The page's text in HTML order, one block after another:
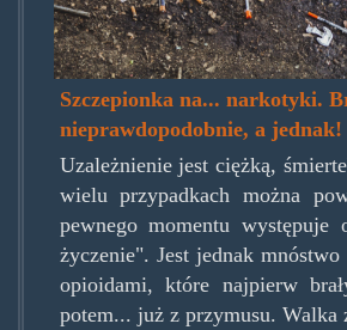
Szczepionka na... narkotyki.
nieprawdopodobnie, a jednak!
Uzależnienie jest ciężką,
wielu przypadkach można
pewnego momentu występuje
życzenie". Jest jednak
opioidami, które najpierw
potem... już z przymusu. Walka